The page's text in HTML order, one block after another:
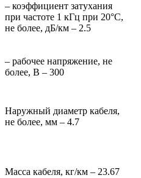
– коэффициент затухания
при частоте 1 кГц при 20°С,
не более, дБ/км – 2.5
– рабочее напряжение, не
более, В – 300
Наружный диаметр кабеля,
не более, мм – 4.7
Масса кабеля, кг/км – 23.67